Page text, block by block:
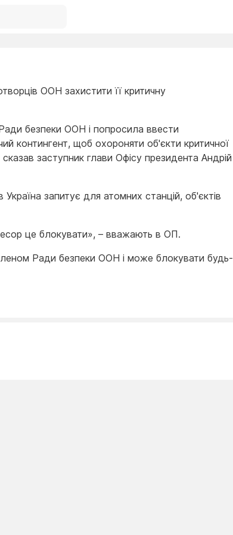
ООН захистити її критичну
безпеки ООН і попросила ввести
контингент, щоб охороняти об'єкти критичної
заступник глави Офісу президента Андрій
запитує для атомних станцій, об'єктів
це блокувати», – вважають в ОП.
Ради безпеки ООН і може блокувати будь-